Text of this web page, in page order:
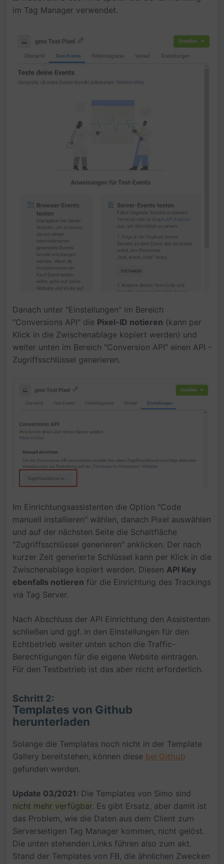
im Tag Manager verwendet.
Danach unter "Einstellungen" im Bereich
"Conversions API" die Pixel-ID notieren (kann per
Klick in die Zwischenablage kopiert werden) und
weiter unten im Bereich "Conversion API" einen API -
Zugriffsschlüssel generieren.
Im Einrichtungsassistenten die Option "Code
manuell installieren" wählen, danach Pixel auswählen
und auf der nächsten Seite die Schaltfläche
"Zugriffsschlüssel generieren" anklicken. Der nach
kurzer Zeit generierte Schlüssel kann per Klick in die
Zwischenablage kopiert werden. Diesen API Key
ebenfalls notieren für die Einrichtung des Trackings
via Tag Server.
Nach Abschluss der API Einrichtung den Assistenten
schließen und ggf. in den Einstellungen für den
Echtbetrieb weiter unten schon die Traffic-
Berechtigungen für die eigene Website eintragen.
Für den Testbetrieb ist das aber nicht erforderlich.
Schritt 2:
Templates von Github
herunterladen
Solange die Templates noch nicht in der Template
Gallery bereitstehen, können diese bei Github
gefunden werden.
Update 03/2021: Die Templates von Simo sind
nicht mehr verfügbar. Es gibt Ersatz, aber damit ist
das Problem, wie die Daten aus dem Client zum
Serverseitigen Tag Manager kommen, nicht gelöst.
Die unten stehenden Links führen also zum akt.
Stand der Templates von FB, die ähnlichen Zwecken